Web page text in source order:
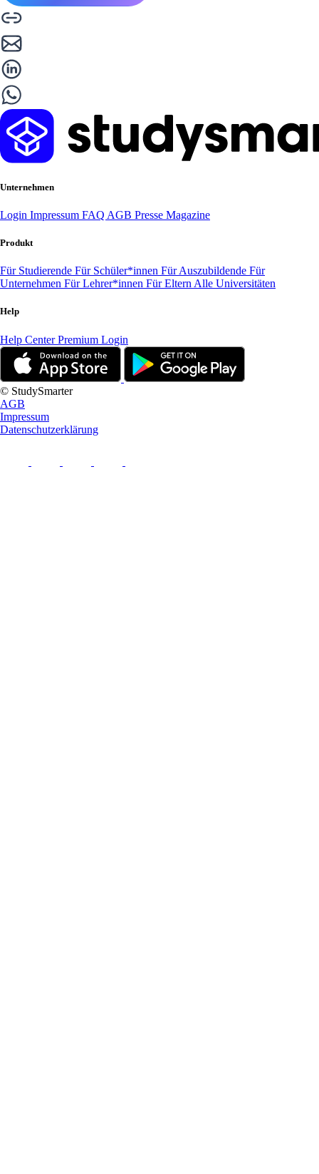
Unternehmen
Login Impressum FAQ AGB Presse Magazine
Produkt
Für Studierende Für Schüler*innen Für Auszubildende Für
Unternehmen Für Lehrer*innen Für Eltern Alle Universitäten
Help
Help CenterPremium Login
© StudySmarter
AGB
Impressum
Datenschutzerklärung